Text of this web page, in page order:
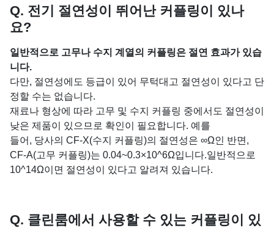
Q. 전기 절연성이 뛰어난 커플링이 있나
요?
일반적으로 고무나 수지 계열의 커플링은 절연 효과가 있습
니다.
다만, 절연성에도 등급이 있어 무턱대고 절연성이 있다고 단
정할 수는 없습니다.
재료나 형상에 따라 고무 및 수지 커플링 중에서도 절연성이
낮은 제품이 있으므로 확인이 필요합니다. 예를
들어, 당사의 CF-X(수지 커플링)의 절연성은 ∞Ω인 반면,
CF-A(고무 커플링)는 0.04~0.3×10^6Ω입니다.일반적으로
10^14Ω이면 절연성이 있다고 알려져 있습니다.
Q. 클린룸에서 사용할 수 있는 커플링이 있